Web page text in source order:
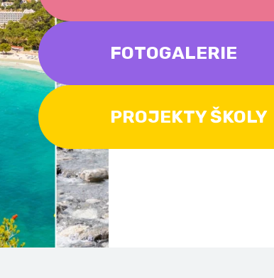
FOTOGALERIE
PROJEKTY ŠKOLY